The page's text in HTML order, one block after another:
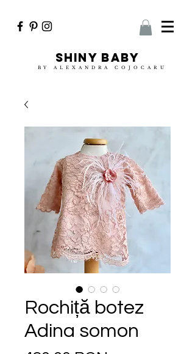
Shiny baby
BY ALEXANDRA COJOCARU
Rochiță botez
Adina somon